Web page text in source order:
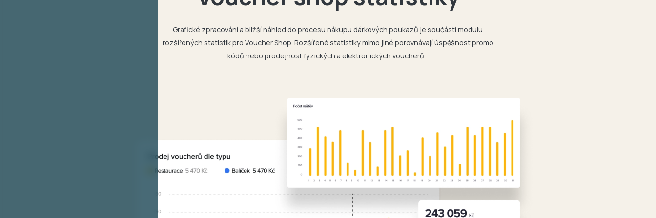
Grafické zpracování a bližší náhled do procesu nákupu dárkových poukazů je součástí modulu
rozšířených statistik pro Voucher Shop. Rozšířené statistiky mimo jiné porovnávají úspěšnost promo
kódů nebo prodejnost fyzických a elektronických voucherů.